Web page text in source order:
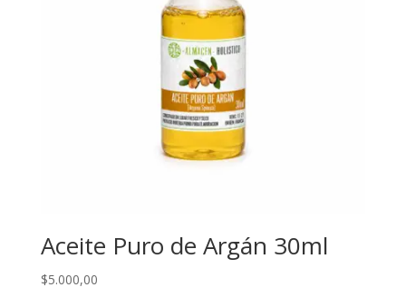
Aceite Puro de Argán 30ml
$5.000,00